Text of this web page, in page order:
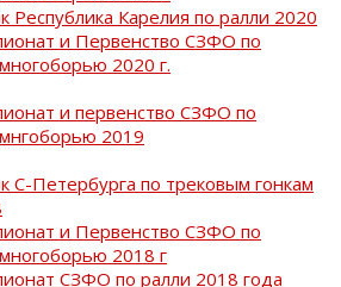
Республика Карелия по ралли 2020
и Первенство СЗФО по
2020 г.
и первенство СЗФО по
2019
С-Петербурга по трековым гонкам
и Первенство СЗФО по
2018 г
СЗФО по ралли 2018 года